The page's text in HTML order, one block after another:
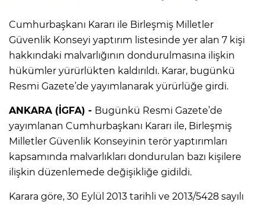
Cumhurbaşkanı Kararı ile Birleşmiş Milletler
Güvenlik Konseyi yaptırım listesinde yer alan 7 kişi
hakkındaki malvarlığının dondurulmasına ilişkin
hükümler yürürlükten kaldırıldı. Karar, bugünkü
Resmi Gazete’de yayımlanarak yürürlüğe girdi.
ANKARA (İGFA) - Bugünkü Resmi Gazete’de
yayımlanan Cumhurbaşkanı Kararı ile, Birleşmiş
Milletler Güvenlik Konseyinin terör yaptırımları
kapsamında malvarlıkları dondurulan bazı kişilere
ilişkin düzenlemede değişikliğe gidildi.
Karara göre, 30 Eylül 2013 tarihli ve 2013/5428 sayılı